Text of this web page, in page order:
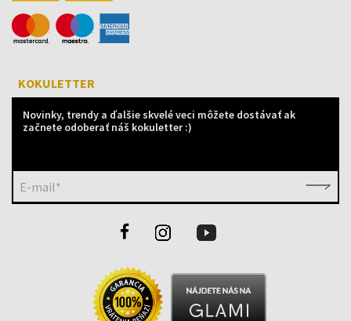
KOKULETTER
Novinky, trendy a ďalšie skvelé veci môžete dostávať ak
začnete odoberať náš kokuletter :)
E-mail*